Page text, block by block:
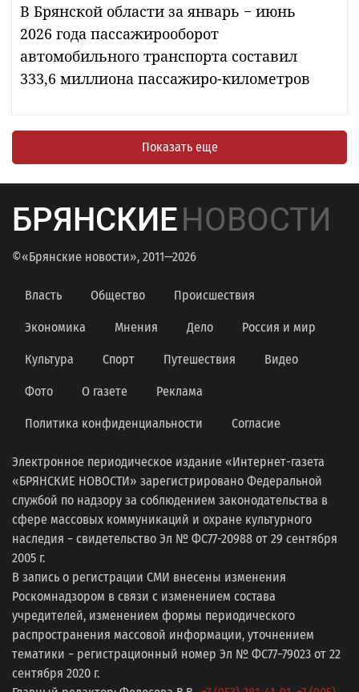
В Брянской области за январь − июнь
2026 года пассажирооборот
автомобильного транспорта составил
333,6 миллиона пассажиро-километров
Показать еще
БРЯНСКИЕНОВОСТИ
©«Брянские новости», 2011—2026
Власть Общество Происшествия
Экономика Мнения Дело Россия и мир
Культура Спорт Путешествия Видео
Фото О газете Реклама
Политика конфиденциальности Согласие
Электронное периодическое издание «Интернет-газета
«БРЯНСКИЕ НОВОСТИ» зарегистрировано Федеральной
службой по надзору за соблюдением законодательства в
сфере массовых коммуникаций и охране культурного
наследия − свидетельство Эл № ФС77-20988 от 29 сентября
2005 г.
В запись о регистрации СМИ внесены изменения
Роскомнадзором в связи с изменением состава
учредителей, изменением формы периодического
распространения массовой информации, уточнением
тематики − регистрационный номер Эл № ФС77−79023 от 22
сентября 2020 г.